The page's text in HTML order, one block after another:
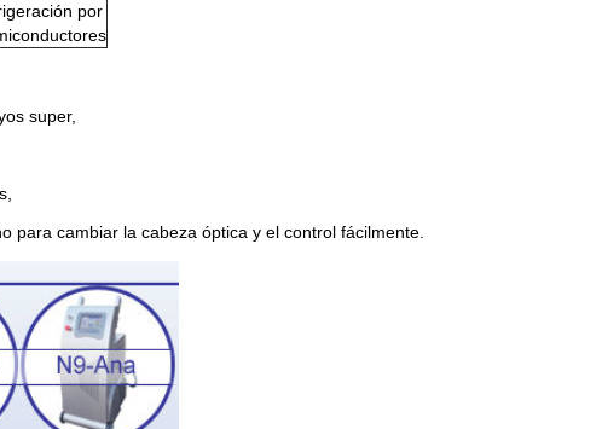
por
super,
para cambiar la cabeza óptica y el control fácilmente.